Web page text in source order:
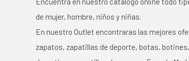
de mujer, hombre, niños y niñas.
En nuestro Outlet encontraras las mejores
zapatos, zapatillas de deporte, botas,